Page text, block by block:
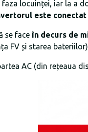
faza locuinței, iar la a
este
se face în decurs de
FV și starea
AC (din rețeaua